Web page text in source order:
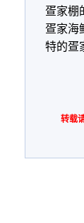
疍家棚
疍家海
特的疍
转载